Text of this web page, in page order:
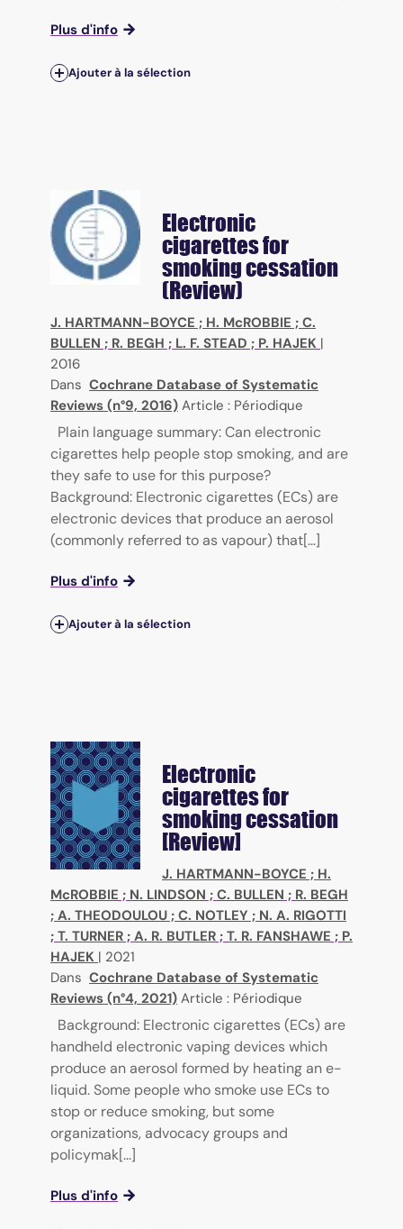
Plus d'info
Ajouter à la sélection
Electronic
cigarettes for
smoking cessation
(Review)
J. HARTMANN-BOYCE ; H. McROBBIE ; C.
BULLEN ; R. BEGH ; L. F. STEAD ; P. HAJEK |
2016
Dans Cochrane Database of Systematic
Reviews (n°9, 2016) Article : Périodique
Plain language summary: Can electronic
cigarettes help people stop smoking, and are
they safe to use for this purpose?
Background: Electronic cigarettes (ECs) are
electronic devices that produce an aerosol
(commonly referred to as vapour) that[...]
Plus d'info
Ajouter à la sélection
Electronic
cigarettes for
smoking cessation
[Review]
J. HARTMANN-BOYCE ; H.
McROBBIE ; N. LINDSON ; C. BULLEN ; R. BEGH
; A. THEODOULOU ; C. NOTLEY ; N. A. RIGOTTI
; T. TURNER ; A. R. BUTLER ; T. R. FANSHAWE ; P.
HAJEK | 2021
Dans Cochrane Database of Systematic
Reviews (n°4, 2021) Article : Périodique
Background: Electronic cigarettes (ECs) are
handheld electronic vaping devices which
produce an aerosol formed by heating an e-
liquid. Some people who smoke use ECs to
stop or reduce smoking, but some
organizations, advocacy groups and
policymak[...]
Plus d'info